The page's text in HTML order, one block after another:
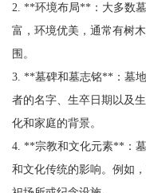
2. **环境布局**：大多数
富，环境优美，通常有树
围。
3. **墓碑和墓志铭**：墓
者的名字、生卒日期以及
化和家庭的背景。
4. **宗教和文化元素**：
和文化传统的影响。例如